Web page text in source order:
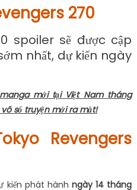
270
spoiler sẽ được cập
nhất, dự kiến ​​ngày
mới tại Việt Nam tháng
số truyện mới ra mắt!
Revengers
kiến ​​phát hành ngày 14 tháng